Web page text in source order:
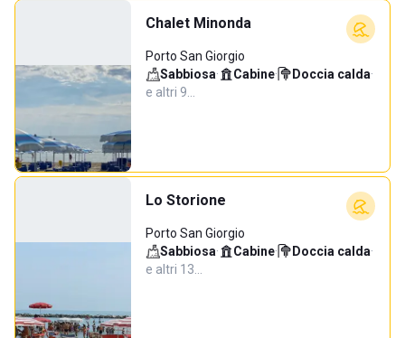
Chalet Minonda
Porto San Giorgio
Sabbiosa· Cabine· Doccia calda·
e altri 9…
Lo Storione
Porto San Giorgio
Sabbiosa· Cabine· Doccia calda·
e altri 13…